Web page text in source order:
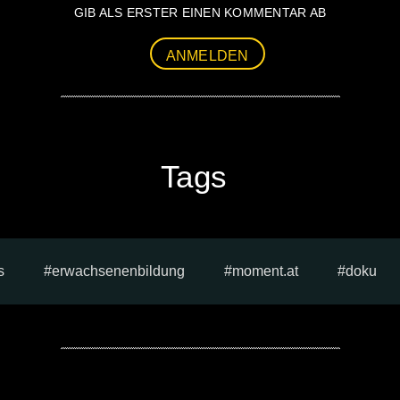
GIB ALS ERSTER EINEN KOMMENTAR AB
ANMELDEN
Tags
erwachsenenbildung moment.at doku